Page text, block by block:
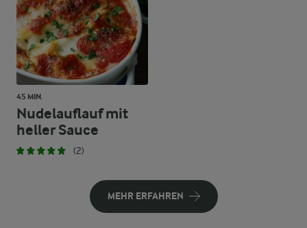
45 MIN.
Nudelauflauf mit
heller Sauce
(2)
MEHR ERFAHREN